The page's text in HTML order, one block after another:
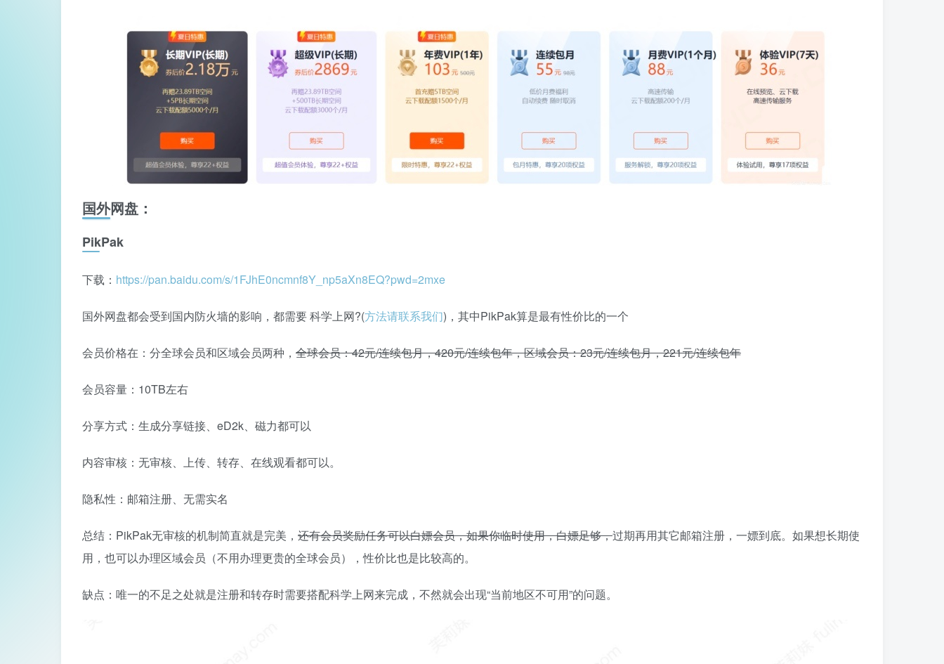
国外网盘：
PikPak
下载： https://pan.baidu.com/s/1FJhE0ncmnf8Y_np5aXn8EQ?pwd=2mxe
国外网盘都会受到国内防火墙的影响，都需要 科学上网?(方法请联系我们)，其中PikPak算是最有性价比的一个
会员价格在：分全球会员和区域会员两种， 全球会员：42元/连续包月，420元/连续包年，区域会员：23元/连续包月，221元/连续包年
会员容量：10TB左右
分享方式：生成分享链接、eD2k、磁力都可以
内容审核：无审核、上传、转存、在线观看都可以。
隐私性：邮箱注册、无需实名
总结：PikPak无审核的机制简直就是完美， 还有会员奖励任务可以白嫖会员，如果你临时使用，白嫖足够，过期再用其它邮箱注册，一嫖到底。如果想长期使
用，也可以办理区域会员（不用办理更贵的全球会员），性价比也是比较高的。
缺点：唯一的不足之处就是注册和转存时需要搭配科学上网来完成，不然就会出现“当前地区不可用”的问题。